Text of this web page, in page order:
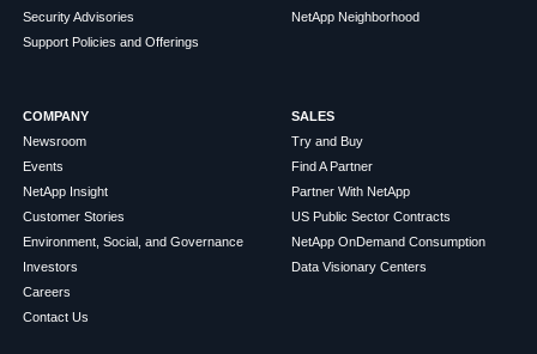
Security Advisories
Support Policies and Offerings
NetApp Neighborhood
COMPANY
Newsroom
Events
NetApp Insight
Customer Stories
Environment, Social, and Governance
Investors
Careers
Contact Us
SALES
Try and Buy
Find A Partner
Partner With NetApp
US Public Sector Contracts
NetApp OnDemand Consumption
Data Visionary Centers